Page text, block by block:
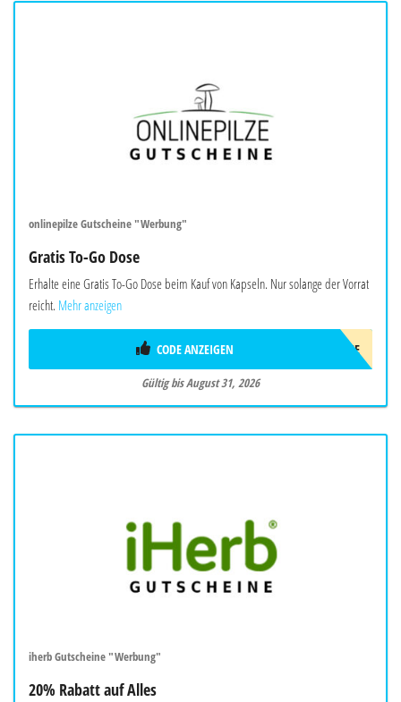
onlinepilze Gutscheine "Werbung"
Gratis To-Go Dose
Erhalte eine Gratis To-Go Dose beim Kauf von Kapseln. Nur solange der Vorrat
reicht. Mehr anzeigen
TO-GO-DOSE
CODE ANZEIGEN
Gültig bis August 31, 2026
iherb Gutscheine "Werbung"
20% Rabatt auf Alles